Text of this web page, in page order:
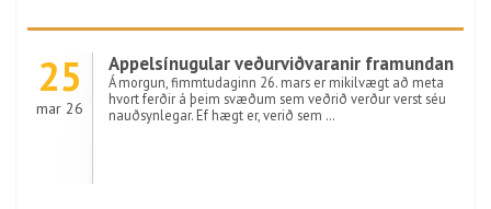
25
mar 26
Appelsínugular veðurviðvaranir framundan
Á morgun, fimmtudaginn 26. mars er mikilvægt að meta
hvort ferðir á þeim svæðum sem veðrið verður verst séu
nauðsynlegar. Ef hægt er, verið sem …